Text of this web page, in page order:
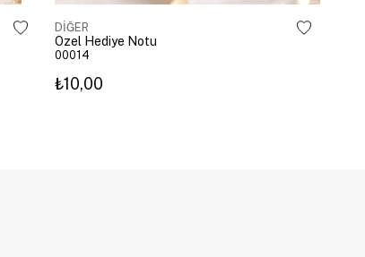
DİĞER
Özel Hediye Notu
00014
₺10,00